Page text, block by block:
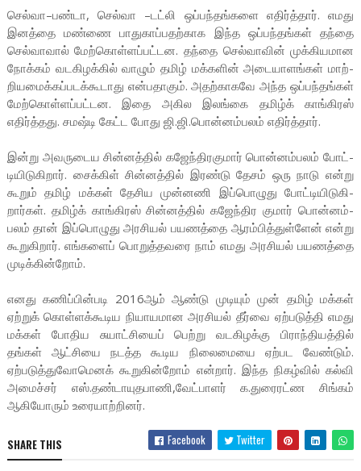
செல்வா–பண்டா, செல்வா –டட்லி ஒப்­பந்­தங்­களை எதிர்த்தார். எமது
இனத்தை மண்ணை பாது­காப்­ப­தற்­காக இந்த ஒப்­பந்­தங்கள் தந்தை
செல்­வாவால் மேற்­கொள்­ளப்­பட்­டன. தந்தை செல்­வாவின் முக்­கி­ய­மான
நோக்கம் வட­கி­ழக்கில் வாழும் தமிழ் மக்­களின் அடை­யா­ளங்கள் மாற்­
றி­ய­மைக்­கப்­ப­டக்­கூ­டாது என்­பதாகும். அதற்காகவே அந்த ஒப்­பந்­தங்கள்
மேற்­கொள்­ளப்­பட்­டன. இதை அகில இலங்கை தமிழ்க் காங்­கிரஸ்
எதிர்த்­தது. சமஷ்டி கேட்ட போது ஜி.ஜி.பொன்­னம்­பலம் எதிர்த்தார்.
இன்று அவ­ரு­டைய சின்­னத்தில் கஜேந்­தி­ர­குமார் பொன்­னம்­பலம் போட்­
டி­யி­டு­கிறார். சைக்கிள் சின்­னத்தில் இரண்டு தேசம் ஒரு நாடு என்று
கூறும் தமிழ் மக்கள் தேசிய முன்­னணி இப்­பொ­ழுது போட்­டி­யி­டு­கி­
றார்கள். தமிழ்க் காங்­கிரஸ் சின்­னத்தில் கஜேந்­திர குமார் பொன்­னம்­
பலம் தான் இப்­பொ­ழுது அர­சியல் பய­ணத்தை ஆரம்­பித்­துள்ளேன் என்று
கூறுகிறார். எங்களைப் பொறுத்தவரை நாம் எமது அரசியல் பயணத்தை
முடிக்கின்றோம்.
எனது கணிப்பின்படி 2016ஆம் ஆண்டு முடியும் முன் தமிழ் மக்கள்
ஏற்றுக் கொள்ளக்கூடிய நியாயமான அரசியல் தீர்வை ஏற்படுத்தி எமது
மக்கள் போதிய சுயாட்சியைப் பெற்று வடகிழக்கு பிராந்தியத்தில்
தங்கள் ஆட்சியை நடத்த கூடிய நிலைமையை ஏற்பட வேண்டும்.
ஏற்படுத்துவோமெனக் கூறுகின்றோம் என்றார். இந்த நிகழ்வில் கல்வி
அமைச்சர் எஸ்.தண்டாயுதபாணி,வேட்பாளர் க.துரைரட்ண சிங்கம்
ஆகியோரும் உரையாற்றினர்.
SHARE THIS Facebook Twitter